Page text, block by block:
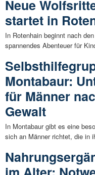
Neue
startet in
In Rotenhain beginnt nach
spannendes Abenteuer für
Montabaur:
für Männer
Gewalt
In Montabaur gibt es eine
sich an Männer richtet, die in